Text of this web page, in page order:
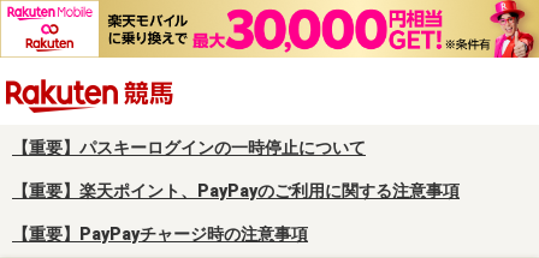
【重要】パスキーログインの一時停止について
【重要】楽天ポイント、PayPayのご利用に関する注意事項
【重要】PayPayチャージ時の注意事項